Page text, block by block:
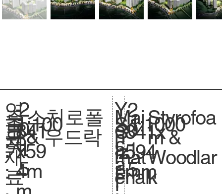
연
도
:
2
0
1
5
주
요
재
료
축
척
.
스치로폴
& 우드락
1:100
0
크
기
.
841
x59
4m
Y
e
a
r
:
Mai
n
mat
erial
S
c
a
l
S
iz
e.
2
0
1
5
1:1000
841x
594
mm
Styrofoa
m &
Woodlar
k